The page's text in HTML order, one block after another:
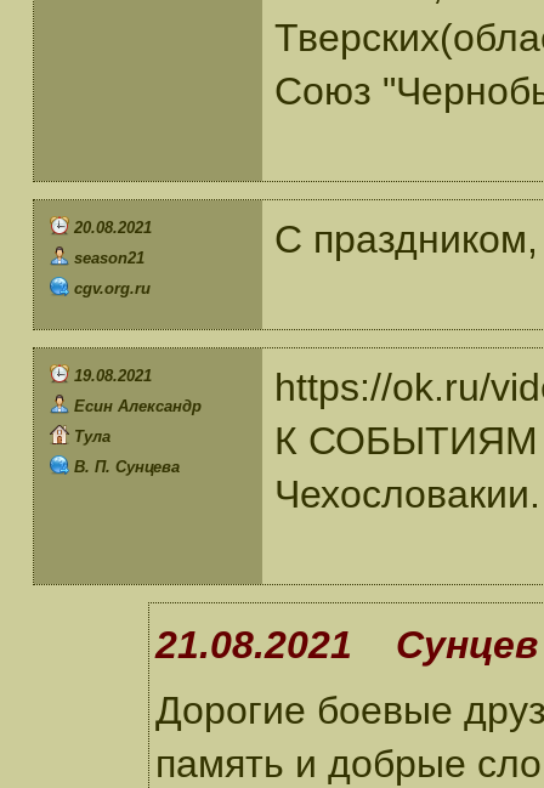
Союз
20.08.2021
season21
cgv.org.ru
С
19.08.2021
Есин Александр
Тула
В. П. Сунцева
https://ok.ru/
К СОБЫТИЯМ
Чехословакии.
21.08.2021 Сунцев
Дорогие боевые
память и добрые